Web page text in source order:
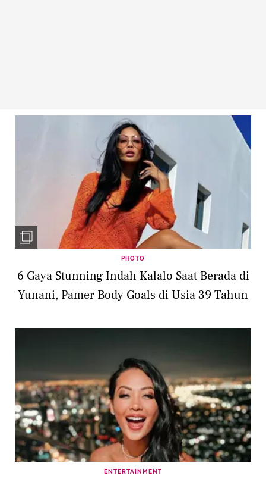
PHOTO
6 Gaya Stunning Indah Kalalo Saat Berada di
Yunani, Pamer Body Goals di Usia 39 Tahun
ENTERTAINMENT